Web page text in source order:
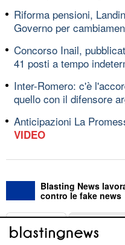
Riforma pensioni,
Governo per
Concorso Inail,
41 posti a tempo
Inter-Romero: c'è
quello con il difensore
Anticipazioni La
VIDEO
Blasting News
contro le fake news
ABOUT